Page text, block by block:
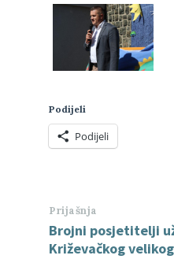
Podijeli
Podijeli
Prijašnja
Brojni posjetitelji
Križevačkog